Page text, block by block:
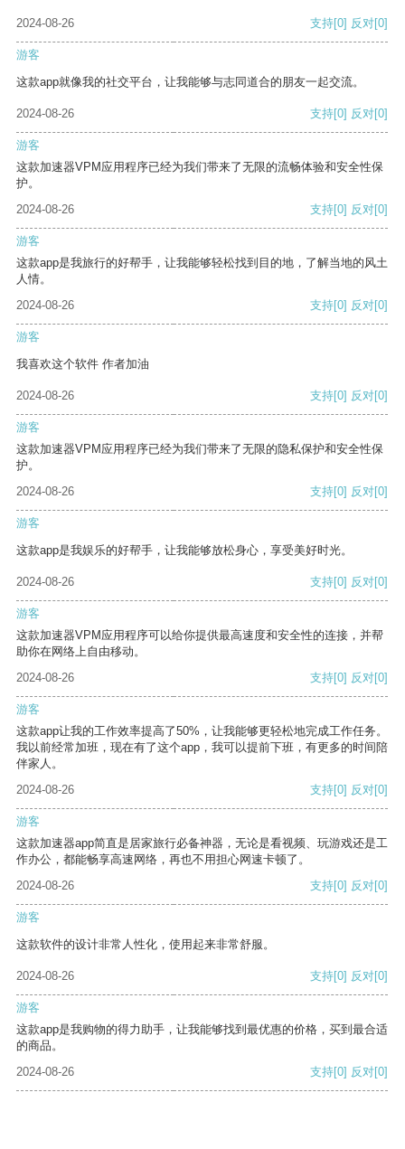
2024-08-26 支持[0] 反对[0]
游客
这款app就像我的社交平台，让我能够与志同道合的朋友一起交流。
2024-08-26 支持[0] 反对[0]
游客
这款加速器VPM应用程序已经为我们带来了无限的流畅体验和安全性保
护。
2024-08-26
支持[0] 反对[0]
游客
这款app是我旅行的好帮手，让我能够轻松找到目的地，了解当地的风土
人情。
2024-08-26
支持[0] 反对[0]
游客
我喜欢这个软件 作者加油
2024-08-26 支持[0] 反对[0]
游客
这款加速器VPM应用程序已经为我们带来了无限的隐私保护和安全性保
护。
2024-08-26
支持[0] 反对[0]
游客
这款app是我娱乐的好帮手，让我能够放松身心，享受美好时光。
2024-08-26 支持[0] 反对[0]
游客
这款加速器VPM应用程序可以给你提供最高速度和安全性的连接，并帮
助你在网络上自由移动。
2024-08-26
支持[0] 反对[0]
游客
这款app让我的工作效率提高了50%，让我能够更轻松地完成工作任务。
我以前经常加班，现在有了这个app，我可以提前下班，有更多的时间陪
伴家人。
2024-08-26
支持[0] 反对[0]
游客
这款加速器app简直是居家旅行必备神器，无论是看视频、玩游戏还是工
作办公，都能畅享高速网络，再也不用担心网速卡顿了。
2024-08-26
支持[0] 反对[0]
游客
这款软件的设计非常人性化，使用起来非常舒服。
2024-08-26 支持[0] 反对[0]
游客
这款app是我购物的得力助手，让我能够找到最优惠的价格，买到最合适
的商品。
2024-08-26
支持[0] 反对[0]